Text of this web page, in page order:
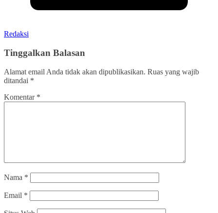
Redaksi
Tinggalkan Balasan
Alamat email Anda tidak akan dipublikasikan. Ruas yang wajib
ditandai *
Komentar *
Nama *
Email *